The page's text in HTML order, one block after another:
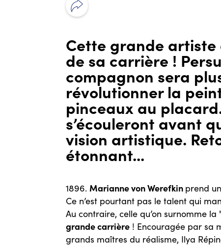
Cette grande
de sa carrière !
compagnon sera
révolutionner la
pinceaux au
s’écouleront avant
vision artistique.
étonnant...
1896.Marianne von Werefkin prend
Ce n’est pourtant pas le talent qui
Au contraire, celle qu’on surnomme
grande carrière ! Encouragée par sa
grands maîtres du réalisme, Ilya